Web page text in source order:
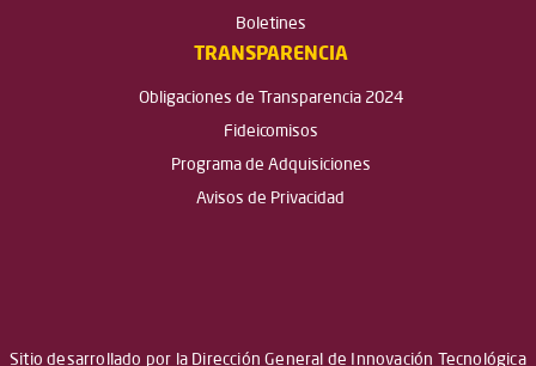
Boletines
TRANSPARENCIA
Obligaciones de Transparencia 2024
Fideicomisos
Programa de Adquisiciones
Avisos de Privacidad
Sitio desarrollado por la Dirección General de Innovación Tecnológica